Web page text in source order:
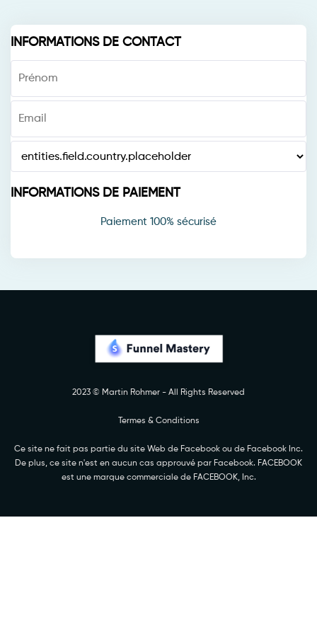
INFORMATIONS DE CONTACT
INFORMATIONS DE PAIEMENT
Paiement 100% sécurisé
2023 © Martin Rohmer - All Rights Reserved
Termes & Conditions
Ce site ne fait pas partie du site Web de Facebook ou de Facebook Inc.
De plus, ce site n'est en aucun cas approuvé par Facebook. FACEBOOK
est une marque commerciale de FACEBOOK, Inc.